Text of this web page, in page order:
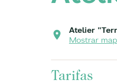
Atelier
Mostrar
Tarifas